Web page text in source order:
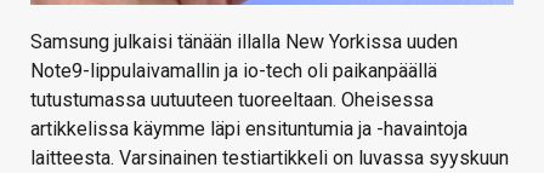
Samsung julkaisi tänään illalla New Yorkissa uuden
Note9-lippulaivamallin ja io-tech oli paikanpäällä
tutustumassa uutuuteen tuoreeltaan. Oheisessa
artikkelissa käymme läpi ensituntumia ja -havaintoja
laitteesta. Varsinainen testiartikkeli on luvassa syyskuun